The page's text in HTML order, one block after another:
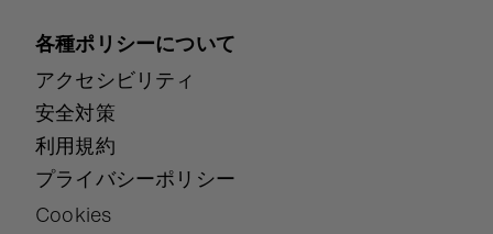
各種ポリシーについて
アクセシビリティ
安全対策
利用規約
プライバシーポリシー
Cookies